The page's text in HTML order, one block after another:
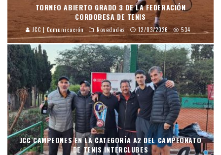
TORNEO ABIERTO GRADO 3 DE LA FEDERACIÓN
CORDOBESA DE TENIS
JCC | Comunicación Novedades 12/03/2026 534
JCC CAMPEONES EN LA CATEGORÍA A2 DEL CAMPEONATO
DE TENIS INTERCLUBES